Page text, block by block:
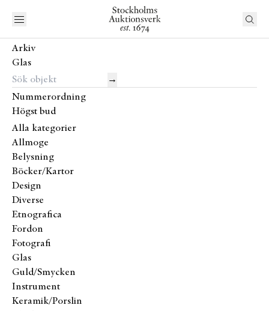
Arkiv
Glas
→
Nummerordning
Högst bud
Alla kategorier
Allmoge
Belysning
Böcker/Kartor
Design
Diverse
Etnografica
Fordon
Fotografi
Glas
Guld/Smycken
Instrument
Keramik/Porslin